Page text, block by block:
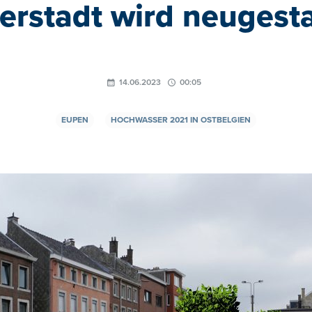
wird
14.06.2023 00:05
EUPEN HOCHWASSER 2021 IN OSTBELGIEN